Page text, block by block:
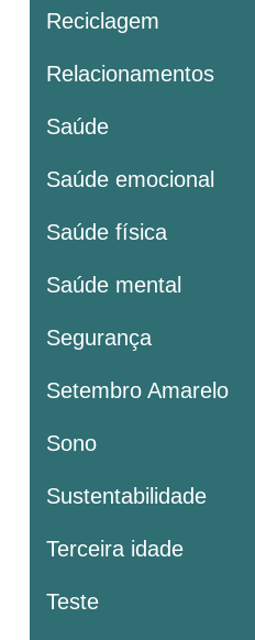
Reciclagem
Relacionamentos
Saúde
Saúde emocional
Saúde física
Saúde mental
Segurança
Setembro Amarelo
Sono
Sustentabilidade
Terceira idade
Teste